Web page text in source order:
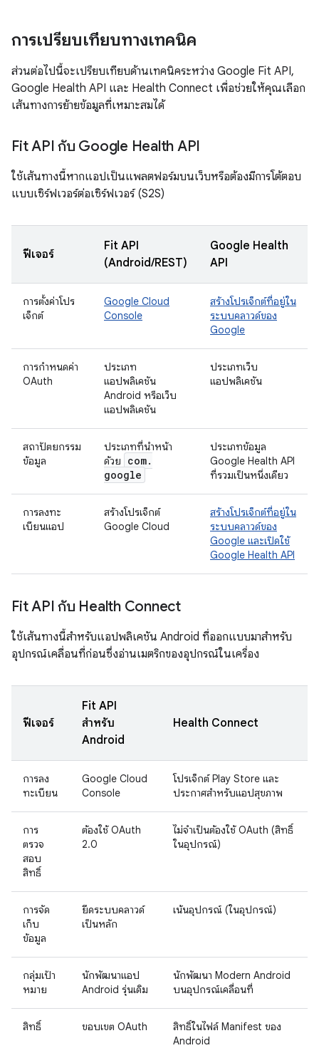
การเปรียบเทียบทางเทคนิค
ส่วนต่อไปนี้จะเปรียบเทียบด้านเทคนิคระหว่าง Google Fit API,
Google Health API และ Health Connect เพื่อช่วยให้คุณเลือก
เส้นทางการย้ายข้อมูลที่เหมาะสมได้
Fit API กับ Google Health API
ใช้เส้นทางนี้หากแอปเป็นแพลตฟอร์มบนเว็บหรือต้องมีการโต้ตอบ
แบบเซิร์ฟเวอร์ต่อเซิร์ฟเวอร์ (S2S)
ฟีเจอร์
Fit API
(Android/REST)
Google Health
API
การตั้งค่าโปร
เจ็กต์
Google Cloud
Console
สร้างโปรเจ็กต์ที่อยู่ใน
ระบบคลาวด์ของ
Google
การกำหนดค่า
OAuth
ประเภท
แอปพลิเคชัน
Android หรือเว็บ
แอปพลิเคชัน
ประเภทเว็บ
แอปพลิเคชัน
สถาปัตยกรรม
ข้อมูล
ประเภทที่นำหน้า
ด้วย
com.
google
ประเภทข้อมูล
Google Health API
ที่รวมเป็นหนึ่งเดียว
การลงทะ
เบียนแอป
สร้างโปรเจ็กต์
Google Cloud
สร้างโปรเจ็กต์ที่อยู่ใน
ระบบคลาวด์ของ
Google และเปิดใช้
Google Health API
Fit API กับ Health Connect
ใช้เส้นทางนี้สำหรับแอปพลิเคชัน Android ที่ออกแบบมาสำหรับ
อุปกรณ์เคลื่อนที่ก่อนซึ่งอ่านเมตริกของอุปกรณ์ในเครื่อง
ฟีเจอร์
Fit API
สำหรับ
Android
Health Connect
การลง
ทะเบียน
Google Cloud
Console
โปรเจ็กต์ Play Store และ
ประกาศสำหรับแอปสุขภาพ
การ
ตรวจ
สอบ
สิทธิ์
ต้องใช้ OAuth
2.0
ไม่จำเป็นต้องใช้ OAuth (สิทธิ์
ในอุปกรณ์)
การจัด
เก็บ
ข้อมูล
ยึดระบบคลาวด์
เป็นหลัก
เน้นอุปกรณ์ (ในอุปกรณ์)
กลุ่มเป้า
หมาย
นักพัฒนาแอป
Android รุ่นเดิม
นักพัฒนา Modern Android
บนอุปกรณ์เคลื่อนที่
สิทธิ์ ขอบเขต OAuth
สิทธิ์ในไฟล์ Manifest ของ
Android